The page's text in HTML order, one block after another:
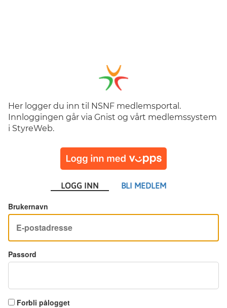
Her logger du inn til NSNF medlemsportal.
Innloggingen går via Gnist og vårt medlemssystem
i StyreWeb.
LOGG INN BLI MEDLEM
Brukernavn
Passord
Forbli pålogget